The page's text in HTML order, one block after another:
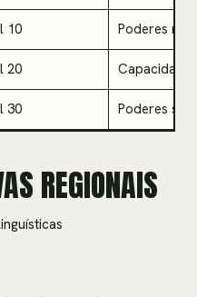
10 Poderes
20
30 Poderes
REGIONAIS